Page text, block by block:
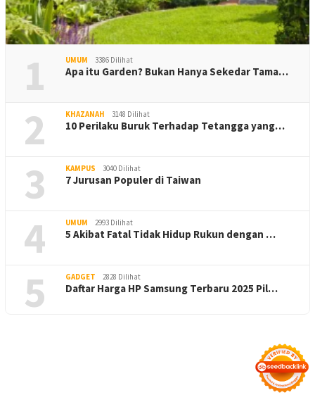
1 UMUM 3386 Dilihat
Apa itu Garden? Bukan Hanya Sekedar Tama…
2 KHAZANAH 3148 Dilihat
10 Perilaku Buruk Terhadap Tetangga yang…
3 KAMPUS 3040 Dilihat
7 Jurusan Populer di Taiwan
4 UMUM 2993 Dilihat
5 Akibat Fatal Tidak Hidup Rukun dengan …
5 GADGET 2828 Dilihat
Daftar Harga HP Samsung Terbaru 2025 Pil…